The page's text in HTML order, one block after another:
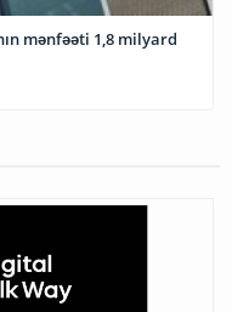
mənfəəti 1,8 milyard